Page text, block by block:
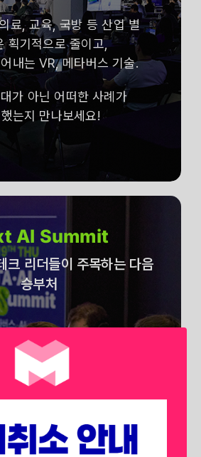
료, 교육, 국방 등 산업 별
획기적으로 줄이고,
내는 VR, 메타버스 기술.
가 아닌 어떠한 사례가
는지 만나보세요!
AI Summit
크 리더들이 주목하는 다음
승부처
처 캐피탈, 테크 리더들은
승부를 던지고 있을 까요?
넘어 에이전트 AI, 피지컬
AI 등
각광받을 확실한 미래를